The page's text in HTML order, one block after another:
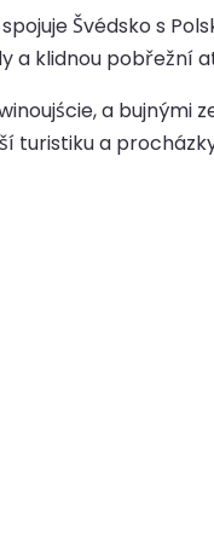
Švédsko s
a klidnou pobřežní
a bujnými
turistiku a